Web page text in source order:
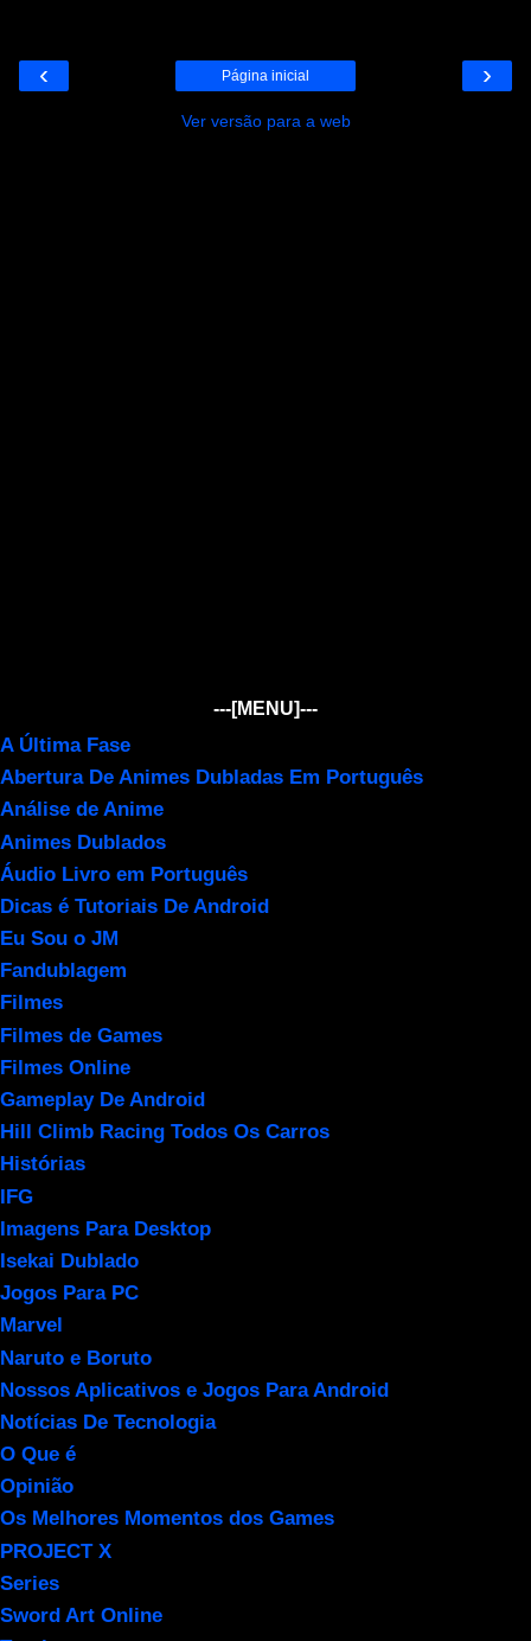
‹ ›
Página inicial
Ver versão para a web
---[MENU]---
A Última Fase
Abertura De Animes Dubladas Em Português
Análise de Anime
Animes Dublados
Áudio Livro em Português
Dicas é Tutoriais De Android
Eu Sou o JM
Fandublagem
Filmes
Filmes de Games
Filmes Online
Gameplay De Android
Hill Climb Racing Todos Os Carros
Histórias
IFG
Imagens Para Desktop
Isekai Dublado
Jogos Para PC
Marvel
Naruto e Boruto
Nossos Aplicativos e Jogos Para Android
Notícias De Tecnologia
O Que é
Opinião
Os Melhores Momentos dos Games
PROJECT X
Series
Sword Art Online